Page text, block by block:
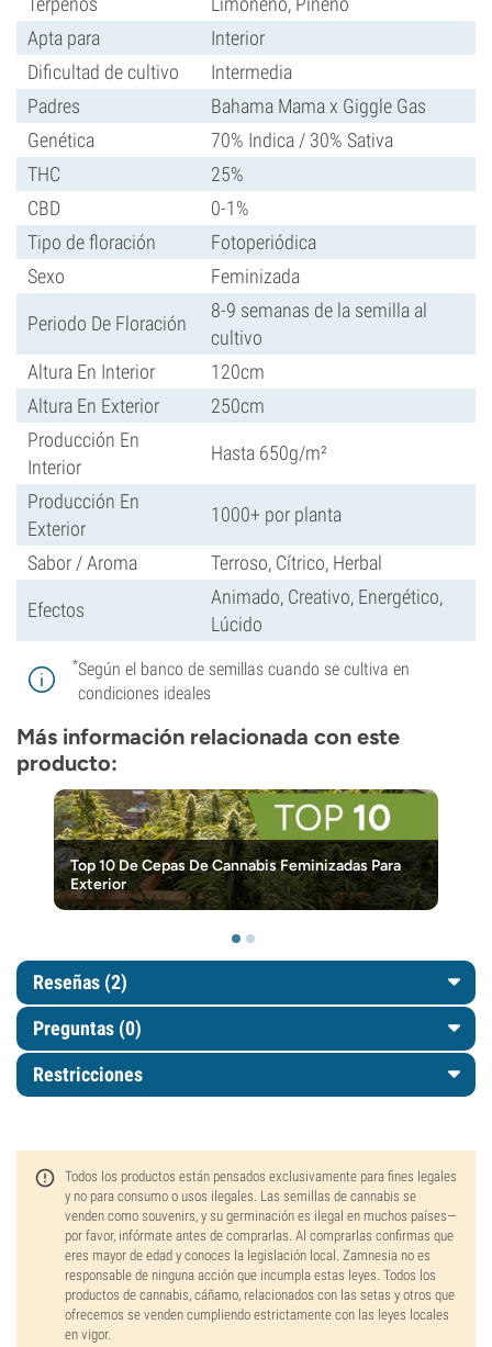
Apta para
Interior
Dificultad de cultivo
Intermedia
Padres
Bahama Mama x Giggle Gas
Genética
70% Indica / 30% Sativa
THC
25%
CBD
0-1%
Tipo de floración
Fotoperiódica
Sexo
Feminizada
Periodo De Floración
8-9 semanas de la semilla al
cultivo
Altura En Interior
120cm
Altura En Exterior
250cm
Producción En
Interior
Hasta 650g/m²
Producción En
Exterior
1000+ por planta
Sabor / Aroma Terroso, Cítrico, Herbal
Efectos
Animado, Creativo, Energético,
Lúcido
*Según el banco de semillas cuando se cultiva en
condiciones ideales
Más información relacionada con este
producto:
Top 10 De Cepas De Cannabis Feminizadas Para
Exterior
Reseñas (2)
Preguntas (0)
Restricciones
Todos los productos están pensados exclusivamente para fines legales
y no para consumo o usos ilegales. Las semillas de cannabis se
venden como souvenirs, y su germinación es ilegal en muchos países—
por favor, infórmate antes de comprarlas. Al comprarlas confirmas que
eres mayor de edad y conoces la legislación local. Zamnesia no es
responsable de ninguna acción que incumpla estas leyes. Todos los
productos de cannabis, cáñamo, relacionados con las setas y otros que
ofrecemos se venden cumpliendo estrictamente con las leyes locales
en vigor.